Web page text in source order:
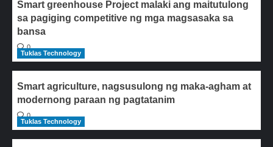
Smart greenhouse Project malaki ang maitutulong
sa pagiging competitive ng mga magsasaka sa
bansa
0
Tuklas Technology
Smart agriculture, nagsusulong ng maka-agham at
modernong paraan ng pagtatanim
0
Tuklas Technology